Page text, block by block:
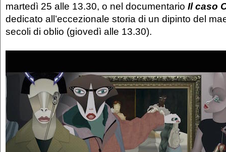
martedì 25 alle 13.30, o nel documentario Il caso
dedicato all’eccezionale storia di un dipinto del
secoli di oblio (giovedì alle 13.30).